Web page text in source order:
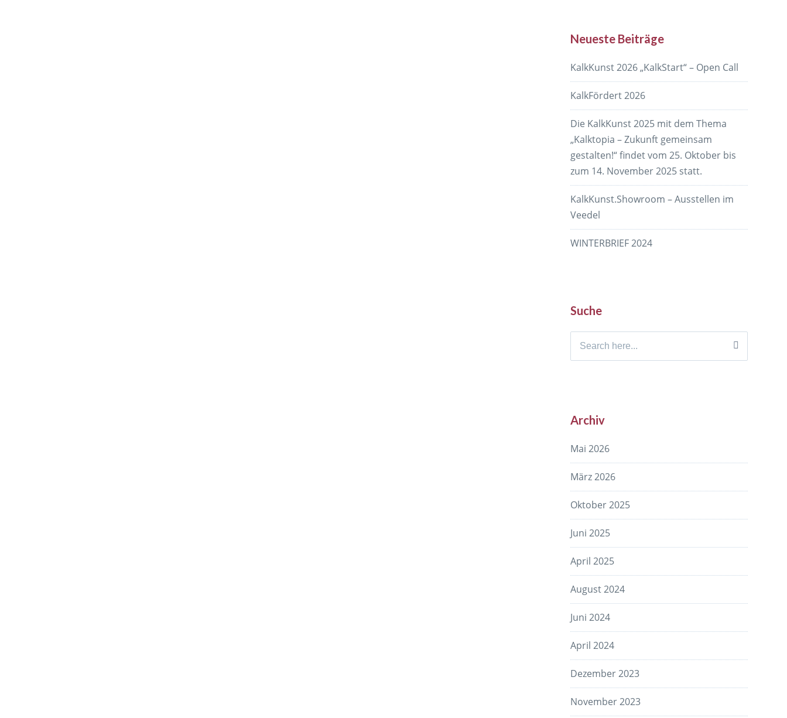
Neueste Beiträge
KalkKunst 2026 „KalkStart“ – Open Call
KalkFördert 2026
Die KalkKunst 2025 mit dem Thema
„Kalktopia – Zukunft gemeinsam
gestalten!“ findet vom 25. Oktober bis
zum 14. November 2025 statt.
KalkKunst.Showroom – Ausstellen im
Veedel
WINTERBRIEF 2024
Suche
Search
Archiv
Mai 2026
März 2026
Oktober 2025
Juni 2025
April 2025
August 2024
Juni 2024
April 2024
Dezember 2023
November 2023